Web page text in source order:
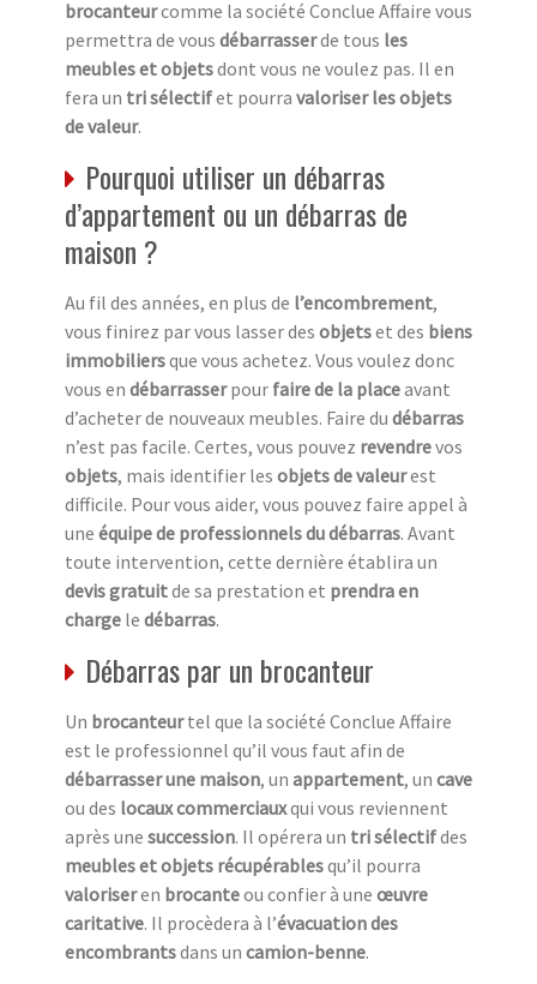
brocanteurcomme la société Conclue Affaire vous
permettra de vous débarrasserde tous les
meubles et objetsdont vous ne voulez pas. Il en
fera un tri sélectifet pourra valoriser les objets
de valeur.
Pourquoi utiliser un débarras
d’appartement ou un débarras de
maison ?
Au fil des années, en plus de l’encombrement,
vous finirez par vous lasser des objetset des biens
immobiliersque vous achetez. Vous voulez donc
vous en débarrasserpour faire de la placeavant
d’acheter de nouveaux meubles. Faire du débarras
n’est pas facile. Certes, vous pouvez revendrevos
objets, mais identifier les objets de valeurest
difficile. Pour vous aider, vous pouvez faire appel à
une équipe de professionnels du débarras. Avant
toute intervention, cette dernière établira un
devis gratuitde sa prestation et prendra en
charge le débarras.
Débarras par un brocanteur
Un brocanteurtel que la société Conclue Affaire
est le professionnel qu’il vous faut afin de
débarrasser une maison, un appartement, un cave
ou des locaux commerciauxqui vous reviennent
après une succession. Il opérera un tri sélectifdes
meubles et objets récupérablesqu’il pourra
valoriseren brocanteou confier à une œuvre
caritative. Il procèdera à l’évacuation des
encombrantsdans un camion-benne.